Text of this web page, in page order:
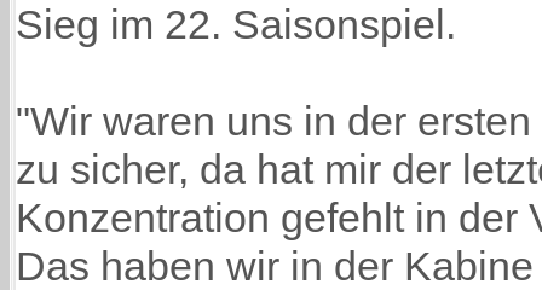
Sieg im 22. Saisonspiel.
"Wir waren uns in der
zu sicher, da hat mir der
Konzentration gefehlt in der
Das haben wir in der